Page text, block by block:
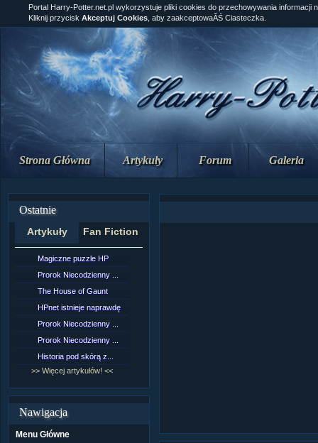
Strona Główna Artykuły Forum Galeria
Ostatnie
Artykuły Fan Fiction
Magiczne puzzle HP
Prorok Niecodzienny ...
The House of Gaunt
HPnet istnieje naprawdę
Prorok Niecodzienny ...
Prorok Niecodzienny ...
Historia pod skórą z...
>> Więcej artykułów! <<
Nawigacja
Menu Główne
Portal Harry-Potter.net.pl wykorzystuje pliki cookies do przechowywania informacji
Kliknij przycisk Akceptuj Cookies , aby zaakceptowaĂŚ Ciasteczka.